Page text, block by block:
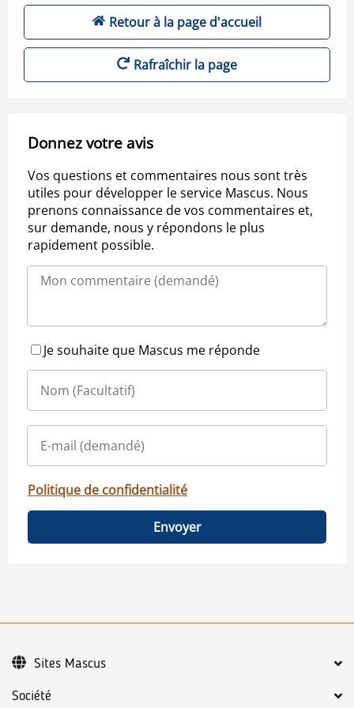
Retour à la page d'accueil
Rafraîchir la page
Donnez votre avis
Vos questions et commentaires nous sont très
utiles pour développer le service Mascus. Nous
prenons connaissance de vos commentaires et,
sur demande, nous y répondons le plus
rapidement possible.
Je souhaite que Mascus me réponde
Politique de confidentialité
Envoyer
Société
Sites Mascus